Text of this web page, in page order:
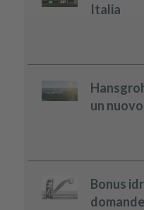
Italia
un
Bonus